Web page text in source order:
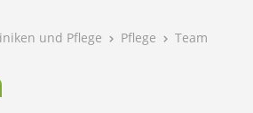
und Pflege Pflege Team